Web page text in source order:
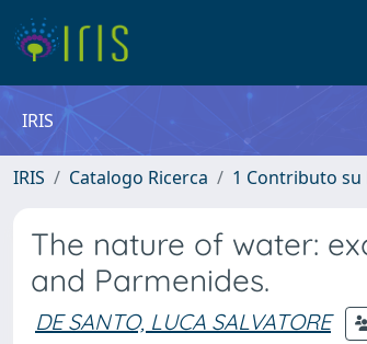
IRIS
IRIS Catalogo Ricerca 1 Contributo su
The nature of water:
and Parmenides.
DE SANTO, LUCA SALVATORE